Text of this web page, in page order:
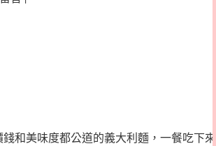
和美味度都公道的義大利麵，一餐吃下來